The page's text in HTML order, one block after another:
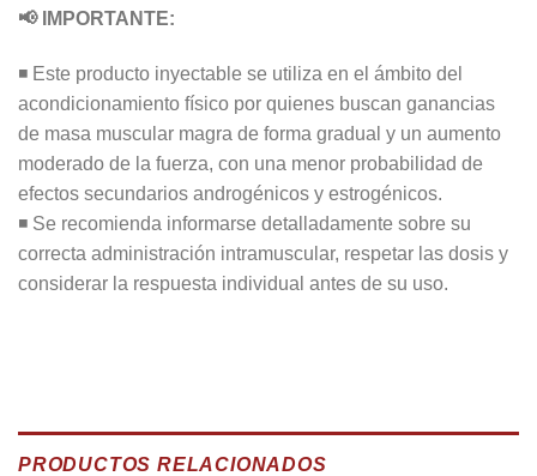
📢 IMPORTANTE:
◾ Este producto inyectable se utiliza en el ámbito del
acondicionamiento físico por quienes buscan ganancias
de masa muscular magra de forma gradual y un aumento
moderado de la fuerza, con una menor probabilidad de
efectos secundarios androgénicos y estrogénicos.
◾ Se recomienda informarse detalladamente sobre su
correcta administración intramuscular, respetar las dosis y
considerar la respuesta individual antes de su uso.
PRODUCTOS RELACIONADOS